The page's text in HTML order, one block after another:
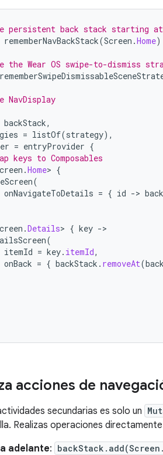
persistent back stack starting at
rememberNavBackStack(Screen .Home)
Wear OS swipe-to-dismiss
NavDisplay
backStack,
= listOf(strategy),
= entryProvider {
keys to Composables
.Home> {
(
onNavigateToDetails = { id ->
.Details> { key -
(
itemId = key. itemId,
onBack = { backStack . removeAt(
acciones de
secundarias es solo un
Realizas operaciones
adelante: